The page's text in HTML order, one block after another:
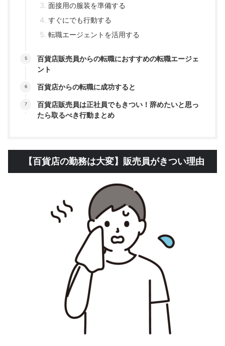
面接用の服装を準備する
すぐにでも行動する
転職エージェントを活用する
百貨店販売員からの転職におすすめの転職エージェ
ント
百貨店からの転職に成功すると
百貨店販売員は正社員でもきつい！辞めたいと思っ
たら取るべき行動まとめ
【百貨店の勤務は大変】販売員がきつい理由